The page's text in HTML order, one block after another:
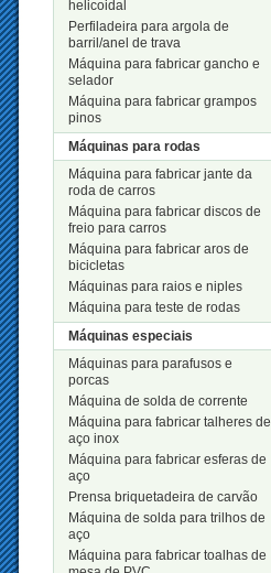
helicoidal
Perfiladeira para argola de
barril/anel de trava
Máquina para fabricar gancho e
selador
Máquina para fabricar grampos
pinos
Máquinas para rodas
Máquina para fabricar jante da
roda de carros
Máquina para fabricar discos de
freio para carros
Máquina para fabricar aros de
bicicletas
Máquinas para raios e niples
Máquina para teste de rodas
Máquinas especiais
Máquinas para parafusos e
porcas
Máquina de solda de corrente
Máquina para fabricar talheres de
aço inox
Máquina para fabricar esferas de
aço
Prensa briquetadeira de carvão
Máquina de solda para trilhos de
aço
Máquina para fabricar toalhas de